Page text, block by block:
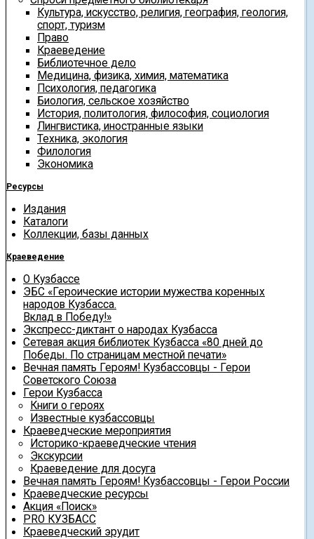
Культура, искусство, религия, география, геология,
спорт, туризм
Право
Краеведение
Библиотечное дело
Медицина, физика, химия, математика
Психология, педагогика
Биология, сельское хозяйство
История, политология, философия, социология
Лингвистика, иностранные языки
Техника, экология
Филология
Экономика
Ресурсы
Издания
Каталоги
Коллекции, базы данных
Краеведение
О Кузбассе
ЭБС «Героические истории мужества коренных
народов Кузбасса.
Вклад в Победу!»
Экспресс-диктант о народах Кузбасса
Сетевая акция библиотек Кузбасса «80 дней до
Победы. По страницам местной печати»
Вечная память Героям! Кузбассовцы - Герои
Советского Союза
Герои Кузбасса
Книги о героях
Известные кузбассовцы
Краеведческие мероприятия
Историко-краеведческие чтения
Экскурсии
Краеведение для досуга
Вечная память Героям! Кузбассовцы - Герои России
Краеведческие ресурсы
Акция «Поиск»
PRO КУЗБАСС
Краеведческий эрудит